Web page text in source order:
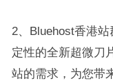
2、Bluehost香港
定性的全新超微刀
站的需求，为您带